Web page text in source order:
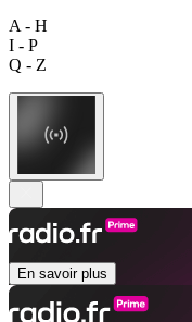
A - H
I - P
Q - Z
En savoir plus